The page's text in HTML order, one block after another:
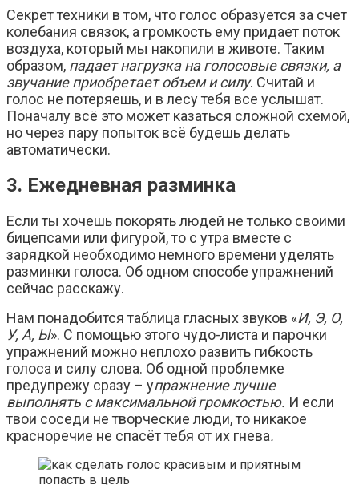
Секрет техники в том, что голос образуется за счет
колебания связок, а громкость ему придает поток
воздуха, который мы накопили в животе. Таким
образом, падает нагрузка на голосовые связки, а
звучание приобретает объем и силу. Считай и
голос не потеряешь, и в лесу тебя все услышат.
Поначалу всё это может казаться сложной схемой,
но через пару попыток всё будешь делать
автоматически.
3. Ежедневная разминка
Если ты хочешь покорять людей не только своими
бицепсами или фигурой, то с утра вместе с
зарядкой необходимо немного времени уделять
разминки голоса. Об одном способе упражнений
сейчас расскажу.
Нам понадобится таблица гласных звуков «И, Э, О,
У, А, Ы». С помощью этого чудо-листа и парочки
упражнений можно неплохо развить гибкость
голоса и силу слова. Об одной проблемке
предупрежу сразу – упражнение лучше
выполнять с максимальной громкостью. И если
твои соседи не творческие люди, то никакое
красноречие не спасёт тебя от их гнева.